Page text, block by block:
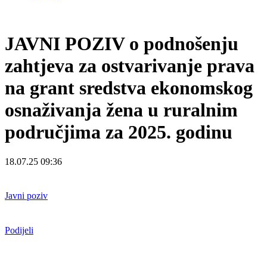
JAVNI POZIV o podnošenju
zahtjeva za ostvarivanje prava
na grant sredstva ekonomskog
osnaživanja žena u ruralnim
područjima za 2025. godinu
18.07.25 09:36
Javni poziv
Podijeli